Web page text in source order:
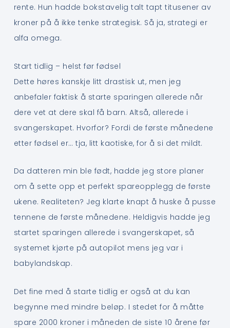
rente. Hun hadde bokstavelig talt tapt titusener av
kroner på å ikke tenke strategisk. Så ja, strategi er
alfa omega.
Start tidlig – helst før fødsel
Dette høres kanskje litt drastisk ut, men jeg
anbefaler faktisk å starte sparingen allerede når
dere vet at dere skal få barn. Altså, allerede i
svangerskapet. Hvorfor? Fordi de første månedene
etter fødsel er… tja, litt kaotiske, for å si det mildt.
Da datteren min ble født, hadde jeg store planer
om å sette opp et perfekt spareopplegg de første
ukene. Realiteten? Jeg klarte knapt å huske å pusse
tennene de første månedene. Heldigvis hadde jeg
startet sparingen allerede i svangerskapet, så
systemet kjørte på autopilot mens jeg var i
babylandskap.
Det fine med å starte tidlig er også at du kan
begynne med mindre beløp. I stedet for å måtte
spare 2000 kroner i måneden de siste 10 årene før